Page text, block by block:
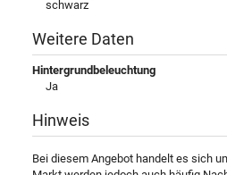
schwarz
Weitere Daten
Hintergrundbeleuchtung
Ja
Hinweis
Bei diesem Angebot handelt es sich